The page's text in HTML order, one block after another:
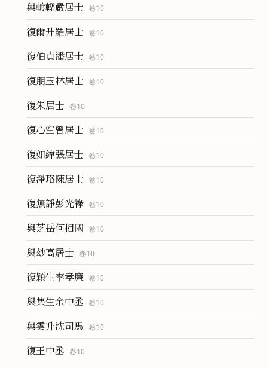
與𨍏轢嚴居士 卷10
復爾升羅居士 卷10
復伯貞潘居士 卷10
復朋玉林居士 卷10
復朱居士 卷10
復心空曾居士 卷10
復如緯張居士 卷10
復淨珞陳居士 卷10
復無諍彭光祿 卷10
與芝岳何相國 卷10
與玅高居士 卷10
復穎生李孝廉 卷10
與集生余中丞 卷10
與雲升沈司馬 卷10
復王中丞 卷10